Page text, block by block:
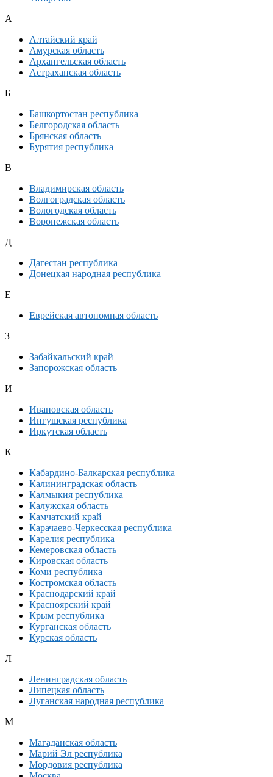
А
Алтайский край
Амурская область
Архангельская область
Астраханская область
Б
Башкортостан республика
Белгородская область
Брянская область
Бурятия республика
В
Владимирская область
Волгоградская область
Вологодская область
Воронежская область
Д
Дагестан республика
Донецкая народная республика
Е
Еврейская автономная область
З
Забайкальский край
Запорожская область
И
Ивановская область
Ингушская республика
Иркутская область
К
Кабардино-Балкарская республика
Калининградская область
Калмыкия республика
Калужская область
Камчатский край
Карачаево-Черкесская республика
Карелия республика
Кемеровская область
Кировская область
Коми республика
Костромская область
Краснодарский край
Красноярский край
Крым республика
Курганская область
Курская область
Л
Ленинградская область
Липецкая область
Луганская народная республика
М
Магаданская область
Марий Эл республика
Мордовия республика